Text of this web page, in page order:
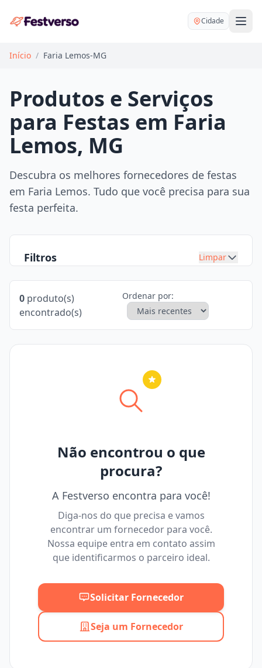
Cidade
Balões delivery
Decoração personalizada
Pegue e Monte
Festa na mesa
Mesas e cadeiras
Buffet
DJ
Início / Faria Lemos-MG
Produtos e Serviços
para Festas em Faria
Lemos, MG
Descubra os melhores fornecedores de festas
em Faria Lemos. Tudo que você precisa para sua
festa perfeita.
Filtros Limpar
Máximo
0 produto(s)
encontrado(s)
Ordenar por:
Não encontrou o que
procura?
A Festverso encontra para você!
Diga-nos do que precisa e vamos
encontrar um fornecedor para você.
Nossa equipe entra em contato assim
que identificarmos o parceiro ideal.
Solicitar Fornecedor
Seja um Fornecedor